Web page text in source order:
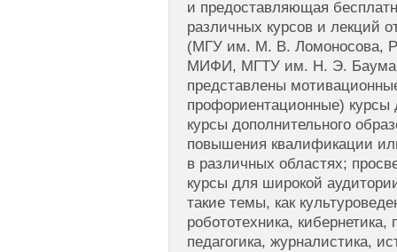
и предоставляющая
различных курсов и лекций
(МГУ им. М. В. Ломоносова,
МИФИ, МГТУ им. Н. Э.
представлены
профориентационные)
курсы дополнительного
повышения квалификации
в различных областях;
курсы для широкой
такие темы, как
робототехника,
педагогика, журналистика,